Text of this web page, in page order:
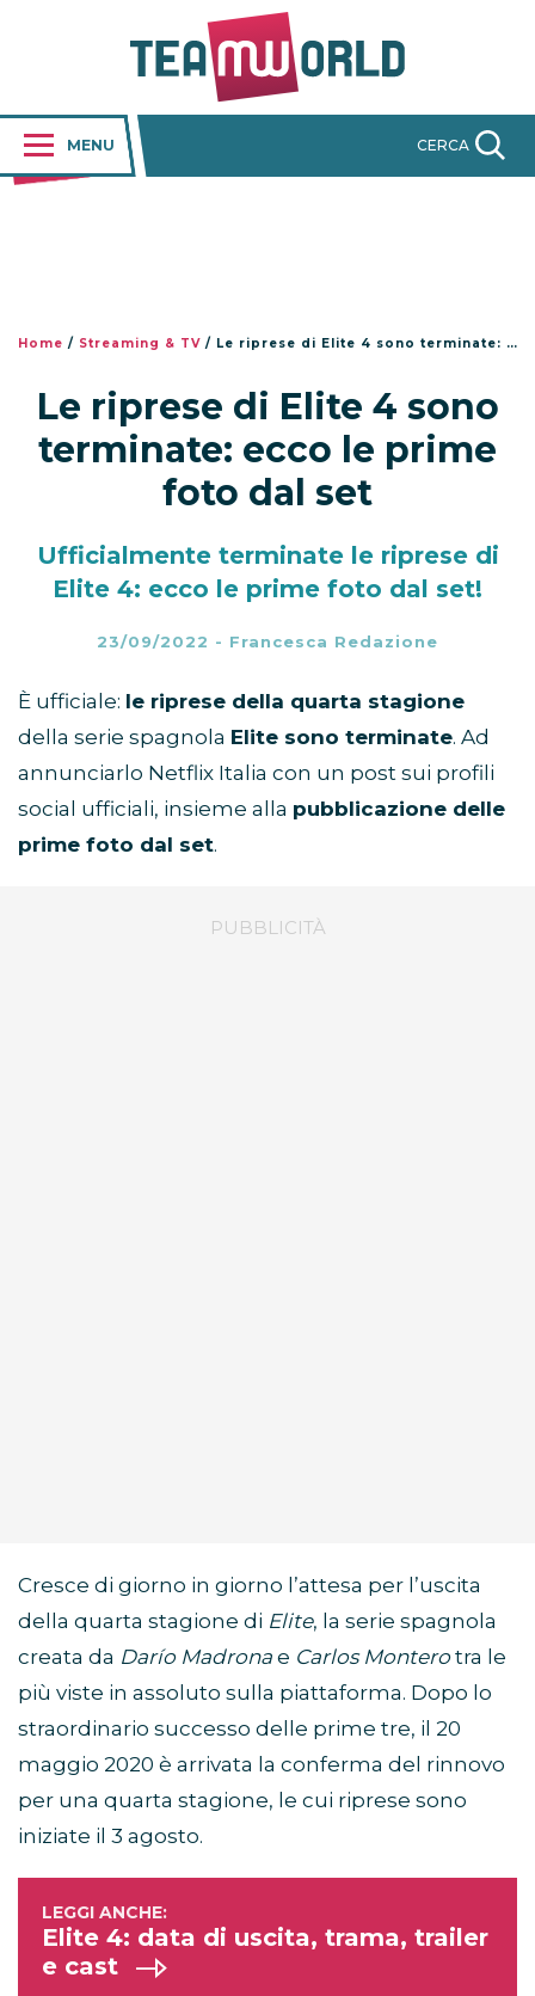
MENU CERCA
Home / Streaming & TV / Le riprese di Elite 4 sono terminate: ecco le prime foto dal set
Le riprese di Elite 4 sono
terminate: ecco le prime
foto dal set
Ufficialmente terminate le riprese di
Elite 4: ecco le prime foto dal set!
23/09/2022 - Francesca Redazione
È ufficiale: le riprese della quarta stagione
della serie spagnola Elite sono terminate. Ad
annunciarlo Netflix Italia con un post sui profili
social ufficiali, insieme alla pubblicazione delle
prime foto dal set.
Cresce di giorno in giorno l’attesa per l’uscita
della quarta stagione di Elite, la serie spagnola
creata da Darío Madrona e Carlos Monterotra le
più viste in assoluto sulla piattaforma. Dopo lo
straordinario successo delle prime tre, il 20
maggio 2020 è arrivata la conferma del rinnovo
per una quarta stagione, le cui riprese sono
iniziate il 3 agosto.
Elite 4: data di uscita, trama, trailer
e cast